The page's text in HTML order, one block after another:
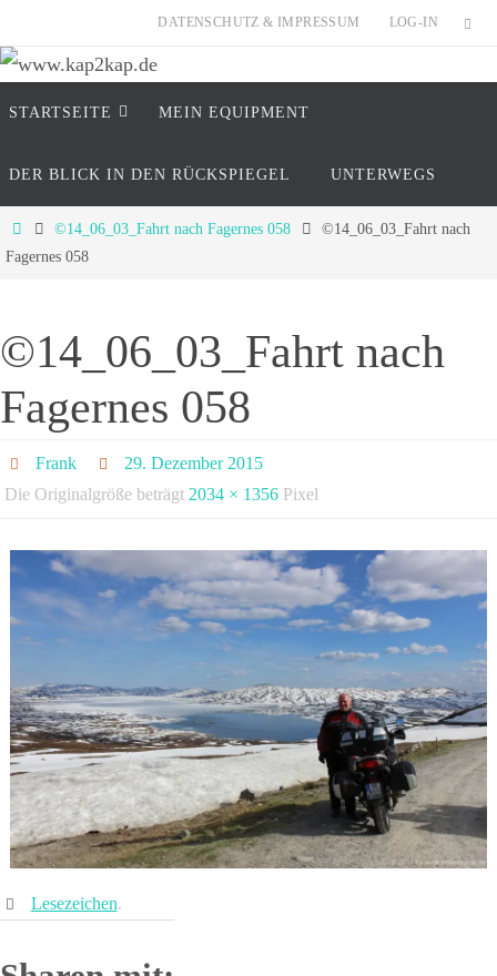
Inhalt
springen
DATENSCHUTZ & IMPRESSUM LOG-IN
www.kap2kap.de
"Reisen ist tödlich..... für Vorurteile" (Mark
Inhalt
STARTSEITE MEIN EQUIP­MENT
DER BLICK IN DEN RÜCKSPIEGEL UNTERWEGS
Start©14_06_03_Fahrt nach Fagernes 058
©14_06_03_Fahrt nach
Fagernes 058
©14_06_03_Fahrt nach
Fagernes 058
Frank
29. Dezember 2015
Die Originalgröße beträgt 2034 × 1356 Pixel
Lesezeichen.